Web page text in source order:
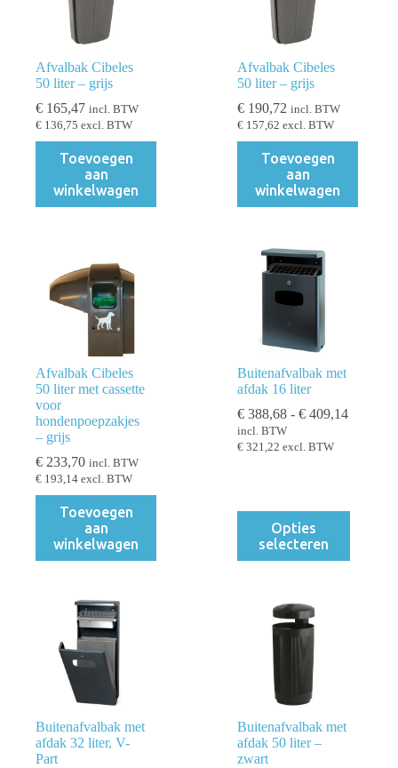
Afvalbak Cibeles
50 liter – grijs
€ 165,47 incl. BTW
€ 136,75 excl. BTW
Toevoegen
aan
winkelwagen
Afvalbak Cibeles
50 liter – grijs
€ 190,72 incl. BTW
€ 157,62 excl. BTW
Toevoegen
aan
winkelwagen
Afvalbak Cibeles
50 liter met cassette
voor
hondenpoepzakjes
– grijs
€ 233,70 incl. BTW
€ 193,14 excl. BTW
Toevoegen
aan
winkelwagen
Buitenafvalbak met
afdak 16 liter
€ 388,68 - € 409,14
incl. BTW
€ 321,22 excl. BTW
Opties
selecteren
product
heeft
meerdere
gekozen
worden
productpagina
Buitenafvalbak met
afdak 32 liter, V-
Part
Buitenafvalbak met
afdak 50 liter –
zwart